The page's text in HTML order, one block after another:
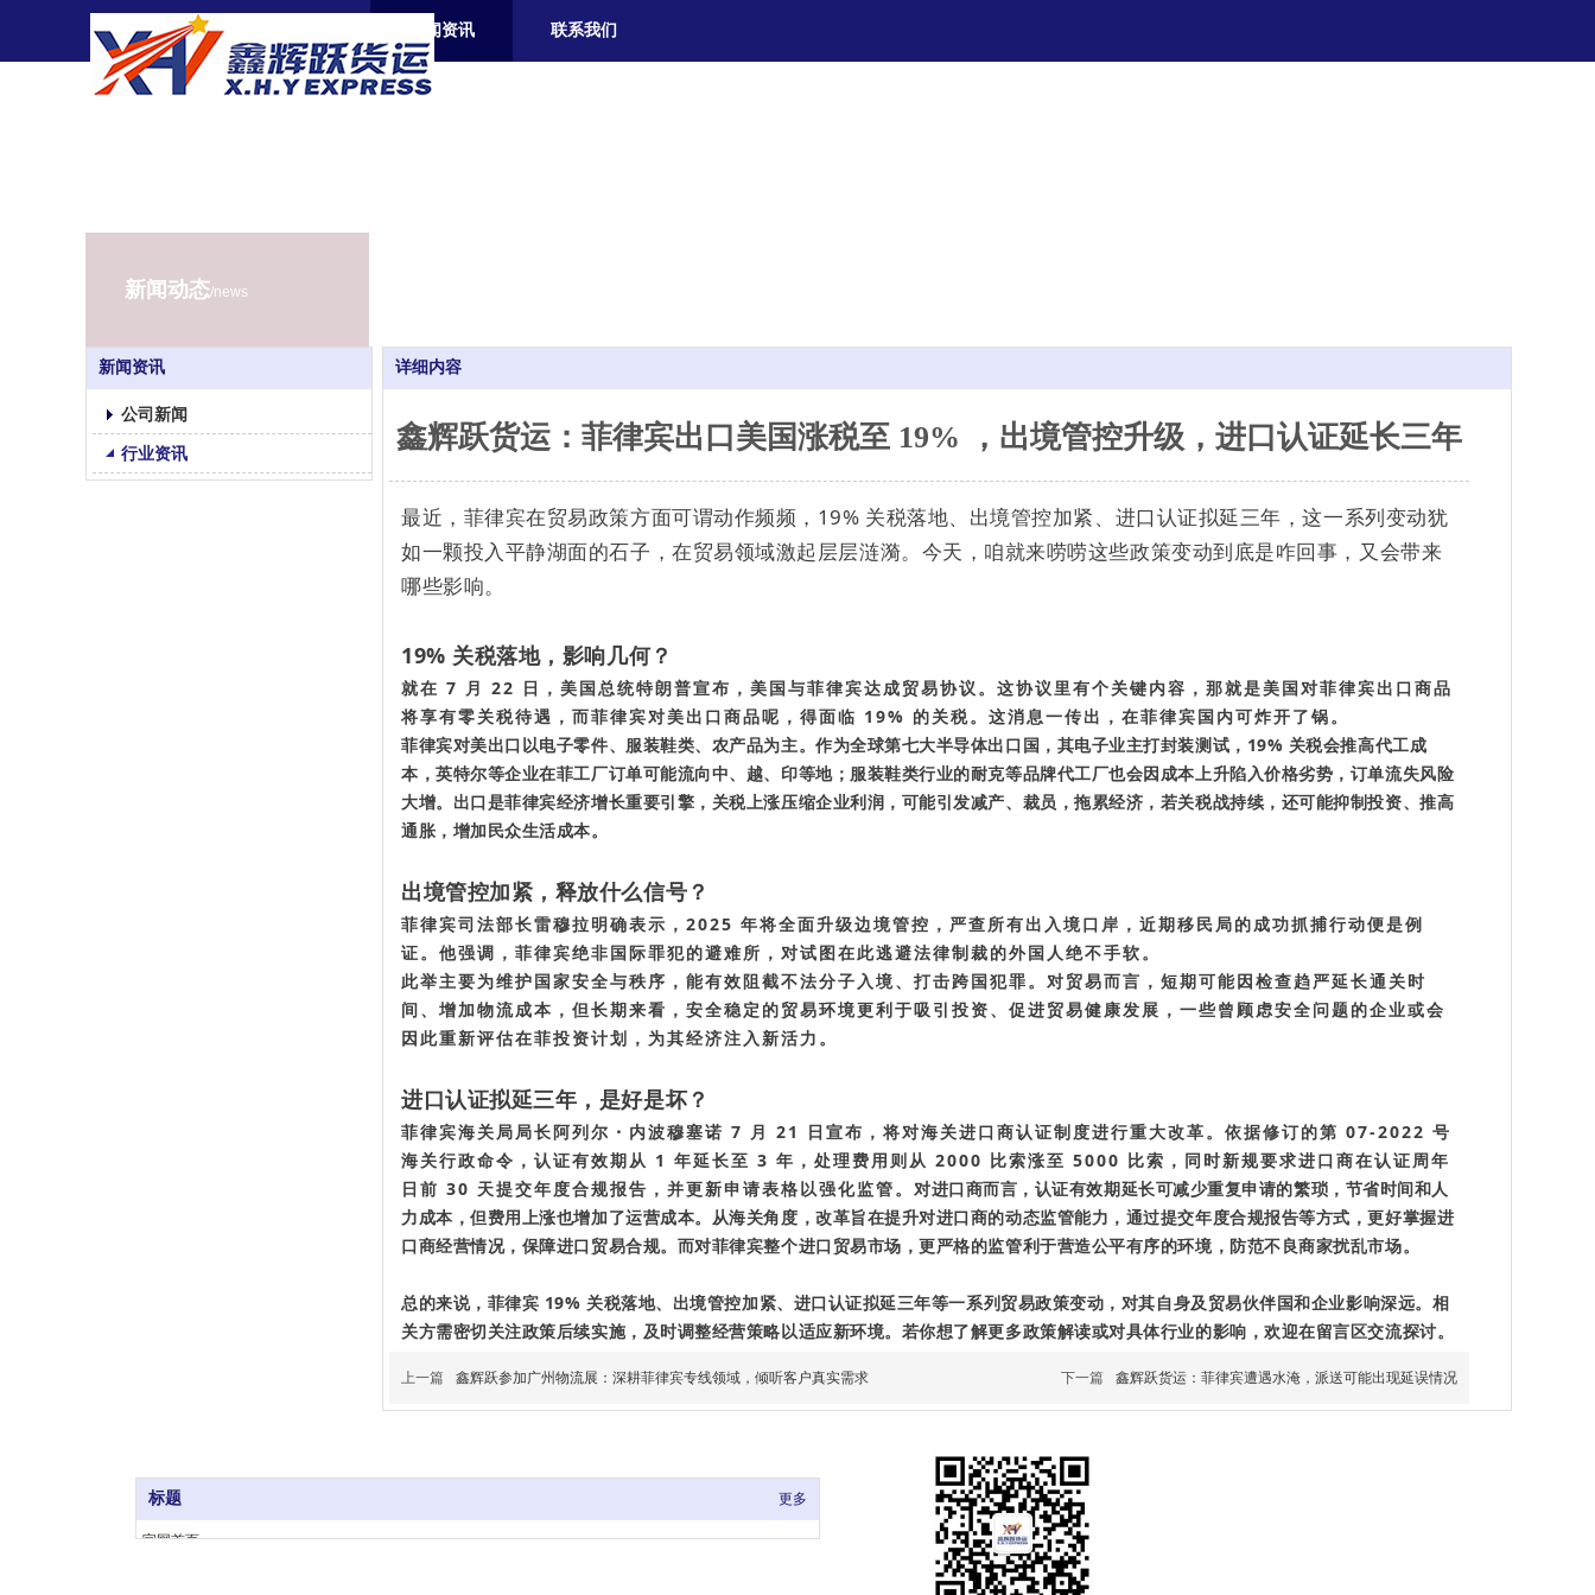
首页 新闻资讯 联系我们
新闻动态/news
新闻资讯
公司新闻
行业资讯
详细内容
鑫辉跃货运：菲律宾出口美国涨税至 19% ，出境管控升级，进口认证延长三年
最近，菲律宾在贸易政策方面可谓动作频频，19% 关税落地、出境管控加紧、进口认证拟延三年，这一系列变动犹
如一颗投入平静湖面的石子，在贸易领域激起层层涟漪。今天，咱就来唠唠这些政策变动到底是咋回事，又会带来
哪些影响。
19% 关税落地，影响几何？
就在 7 月 22 日，美国总统特朗普宣布，美国与菲律宾达成贸易协议。这协议里有个关键内容，那就是美国对菲律宾出口商品
将享有零关税待遇，而菲律宾对美出口商品呢，得面临 19% 的关税。这消息一传出，在菲律宾国内可炸开了锅。
菲律宾对美出口以电子零件、服装鞋类、农产品为主。作为全球第七大半导体出口国，其电子业主打封装测试，19% 关税会推高代工成
本，英特尔等企业在菲工厂订单可能流向中、越、印等地；服装鞋类行业的耐克等品牌代工厂也会因成本上升陷入价格劣势，订单流失风险
大增。出口是菲律宾经济增长重要引擎，关税上涨压缩企业利润，可能引发减产、裁员，拖累经济，若关税战持续，还可能抑制投资、推高
通胀，增加民众生活成本。
出境管控加紧，释放什么信号？
菲律宾司法部长雷穆拉明确表示，2025 年将全面升级边境管控，严查所有出入境口岸，近期移民局的成功抓捕行动便是例
证。他强调，菲律宾绝非国际罪犯的避难所，对试图在此逃避法律制裁的外国人绝不手软。
此举主要为维护国家安全与秩序，能有效阻截不法分子入境、打击跨国犯罪。对贸易而言，短期可能因检查趋严延长通关时
间、增加物流成本，但长期来看，安全稳定的贸易环境更利于吸引投资、促进贸易健康发展，一些曾顾虑安全问题的企业或会
因此重新评估在菲投资计划，为其经济注入新活力。
进口认证拟延三年，是好是坏？
菲律宾海关局局长阿列尔・内波穆塞诺 7 月 21 日宣布，将对海关进口商认证制度进行重大改革。依据修订的第 07-2022 号
海关行政命令，认证有效期从 1 年延长至 3 年，处理费用则从 2000 比索涨至 5000 比索，同时新规要求进口商在认证周年
日前 30 天提交年度合规报告，并更新申请表格以强化监管。 对进口商而言，认证有效期延长可减少重复申请的繁琐，节省时间和人
力成本，但费用上涨也增加了运营成本。从海关角度，改革旨在提升对进口商的动态监管能力，通过提交年度合规报告等方式，更好掌握进
口商经营情况，保障进口贸易合规。而对菲律宾整个进口贸易市场，更严格的监管利于营造公平有序的环境，防范不良商家扰乱市场。
总的来说，菲律宾 19% 关税落地、出境管控加紧、进口认证拟延三年等一系列贸易政策变动，对其自身及贸易伙伴国和企业影响深远。相
关方需密切关注政策后续实施，及时调整经营策略以适应新环境。若你想了解更多政策解读或对具体行业的影响，欢迎在留言区交流探讨。
上一篇 鑫辉跃参加广州物流展：深耕菲律宾专线领域，倾听客户真实需求 下一篇 鑫辉跃货运：菲律宾遭遇水淹，派送可能出现延误情况
标题 更多
官网首页